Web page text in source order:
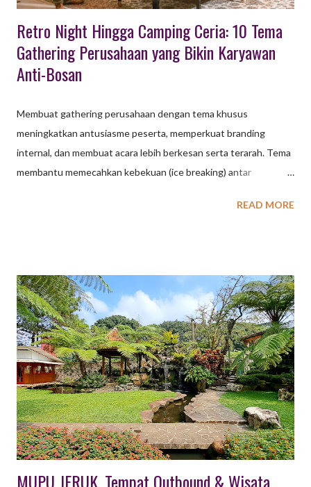
Retro Night Hingga Camping Ceria: 10 Tema
Gathering Perusahaan yang Bikin Karyawan
Anti-Bosan
Membuat gathering perusahaan dengan tema khusus
meningkatkan antusiasme peserta, memperkuat branding
internal, dan membuat acara lebih berkesan serta terarah. Tema
membantu memecahkan kebekuan (ice breaking) antar
kreativitas, serta mempererat kerja sama tim dalam suasana
beach party, superhero) akan membuat karyawan lebih
bersemangat dan meningkatkan kehadiran acara. Memperkuat
Budaya dan Pesan Perusahaan: Tema dapat disesuaikan untuk
menyisipkan nilai-nilai, budaya, atau tujuan perusahaan secara
halus agar lebih mudah diterima dan diingat. Menciptakan
Suasana Santai dan Cair: Konsep bertema sering kali mendorong
peserta untuk berinteraksi lebih terbuka, mengurangi batasan
hierarki, dan memecah kebekuan antar departemen. Mendorong
Kreativitas dan Kerja Sama ...
READ MORE
MUPU JERUK, Tempat Outbound & Wisata